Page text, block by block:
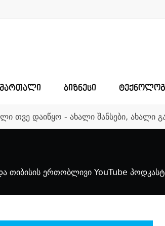
ᲑᲘᲖᲜᲔᲡᲘ
თვე დაიწყო - ახალი შანსები,
თიბისის ერთობლივი YouTube